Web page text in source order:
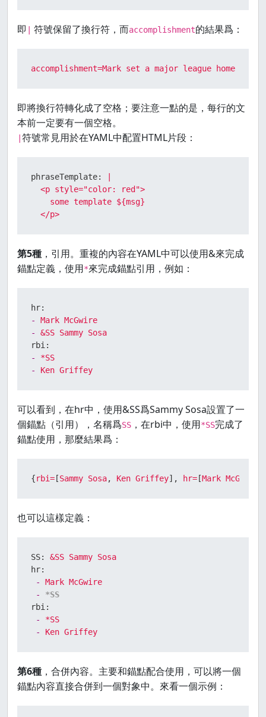
即 符號保留了換行符，而accomplishment的結果爲：
accomplishment=Mark set a major league home
即將換行符轉化成了空格；要注意一點的是，每行的文
本前一定要有一個空格。
符號常見用於在YAML中配置HTML片段：
phraseTemplate:
  <p style="color: red">
    some template ${msg}
  </p>
第5種 ，引用。重複的內容在YAML中可以使用&來完成
錨點定義，使用*來完成錨點引用，例如：
hr:
-
Mark McGwire
-
&SS Sammy Sosa
rbi:
-
*SS
-
Ken Griffey
可以看到，在hr中，使用&SS爲Sammy Sosa設置了一
個錨點（引用），名稱爲SS ，在rbi中，使用*SS完成了
錨點使用，那麼結果爲：
{rbi= [Sammy Sosa, Ken Griffey], hr= [Mark McGwire
也可以這樣定義：
SS: &SS Sammy Sosa
hr:
-
Mark McGwire
-
*SS
rbi:
-
*SS
-
Ken Griffey
第6種 ，合併內容。主要和錨點配合使用，可以將一個
錨點內容直接合併到一個對象中。來看一個示例：